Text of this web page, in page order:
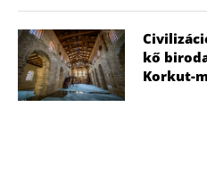
kő
Korkut-